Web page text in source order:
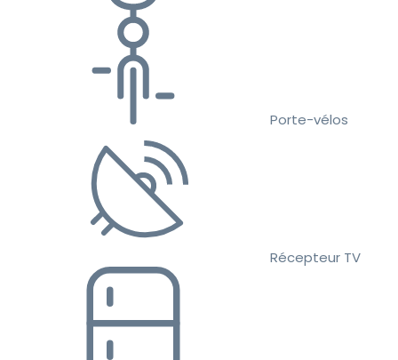
Porte-vélos
Récepteur TV